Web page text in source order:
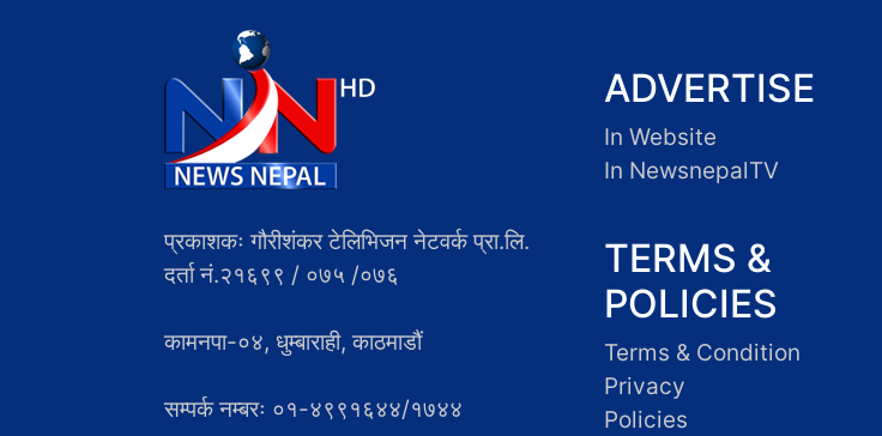
प्रकाशकः गौरीशंकर टेलिभिजन नेटवर्क प्रा.लि.
दर्ता नं.२१६९९ / ०७५ /०७६
कामनपा-०४, धुम्बाराही, काठमाडौं
सम्पर्क नम्बरः ०१-४९९१६४४/१७४४
ADVERTISE
In Website
In NewsnepalTV
TERMS &
POLICIES
Terms & Condition
Privacy
Policies